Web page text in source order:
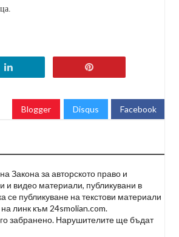
Blogger Disqus Facebook
Закона за авторското право и
и видео материали, публикувани в
се публикуване на текстови материали
линк към 24smolian.com.
забранено. Нарушителите ще бъдат